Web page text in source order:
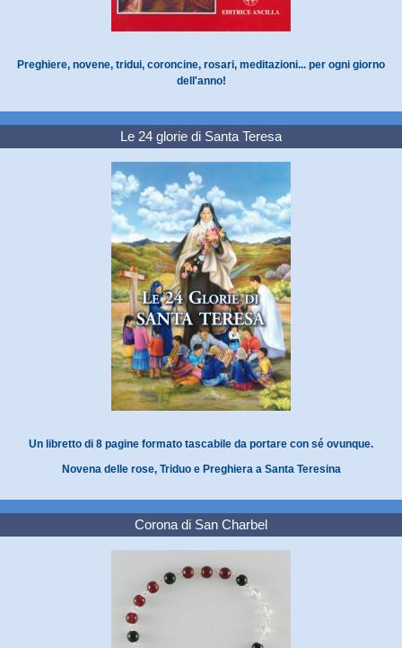
Preghiere, novene, tridui, coroncine, rosari, meditazioni... per ogni giorno
dell'anno!
Le 24 glorie di Santa Teresa
Un libretto di 8 pagine formato tascabile da portare con sé ovunque.
Novena delle rose, Triduo e Preghiera a Santa Teresina
Corona di San Charbel